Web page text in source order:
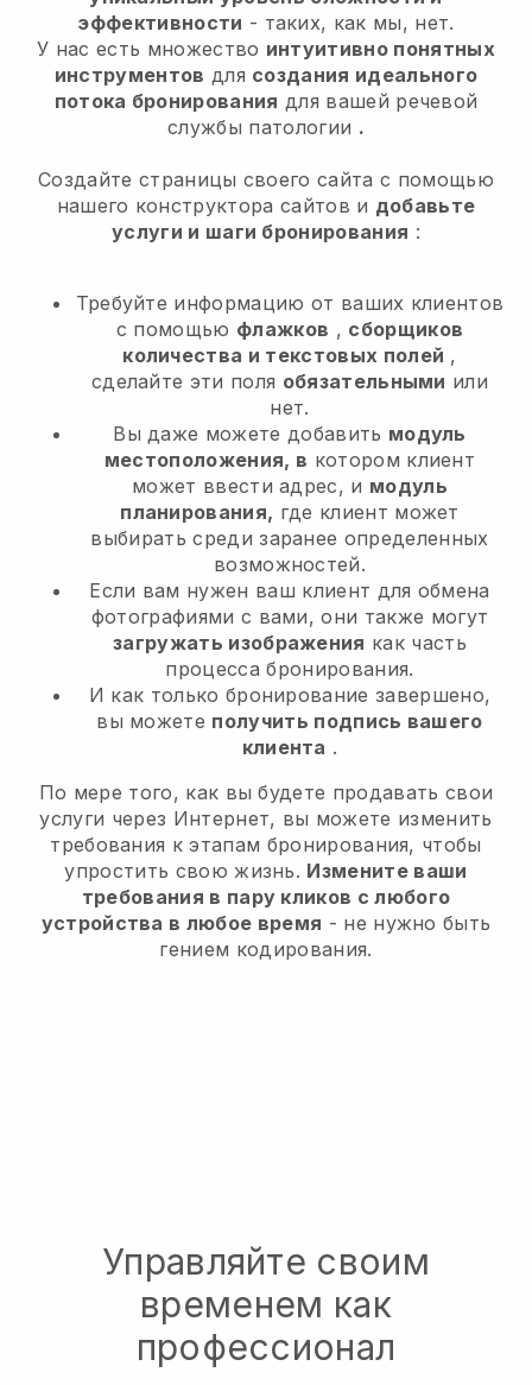
эффективности - таких, как мы, нет.
У нас есть множество интуитивно понятных
инструментов для создания идеального
потока бронирования для вашей речевой
службы патологии .
Создайте страницы своего сайта с помощью
нашего конструктора сайтов и добавьте
услуги и шаги бронирования :
Требуйте информацию от ваших клиентов
с помощью флажков , сборщиков
количества и текстовых полей ,
сделайте эти поля обязательными или
нет.
Вы даже можете добавить модуль
местоположения, в котором клиент
может ввести адрес, и модуль
планирования, где клиент может
выбирать среди заранее определенных
возможностей.
Если вам нужен ваш клиент для обмена
фотографиями с вами, они также могут
загружать изображения как часть
процесса бронирования.
И как только бронирование завершено,
вы можете получить подпись вашего
клиента .
По мере того, как вы будете продавать свои
услуги через Интернет, вы можете изменить
требования к этапам бронирования, чтобы
упростить свою жизнь. Измените ваши
требования в пару кликов с любого
устройства в любое время - не нужно быть
гением кодирования.
Управляйте своим
временем как
профессионал